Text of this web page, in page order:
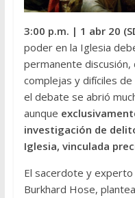
3:00 p.m. | 1 abr 20
poder en la Iglesia
permanente discusión,
complejas y difíciles
el debate se abrió
aunque
investigación de
Iglesia, vinculada
El sacerdote y
Burkhard Hose,